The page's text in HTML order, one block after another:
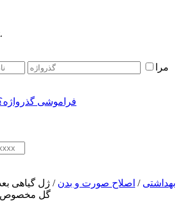
مرا
فراموشی
بهداشتی / اصلاح صورت و بدن / ژل گیاهی
گل مخصوص خانم ها